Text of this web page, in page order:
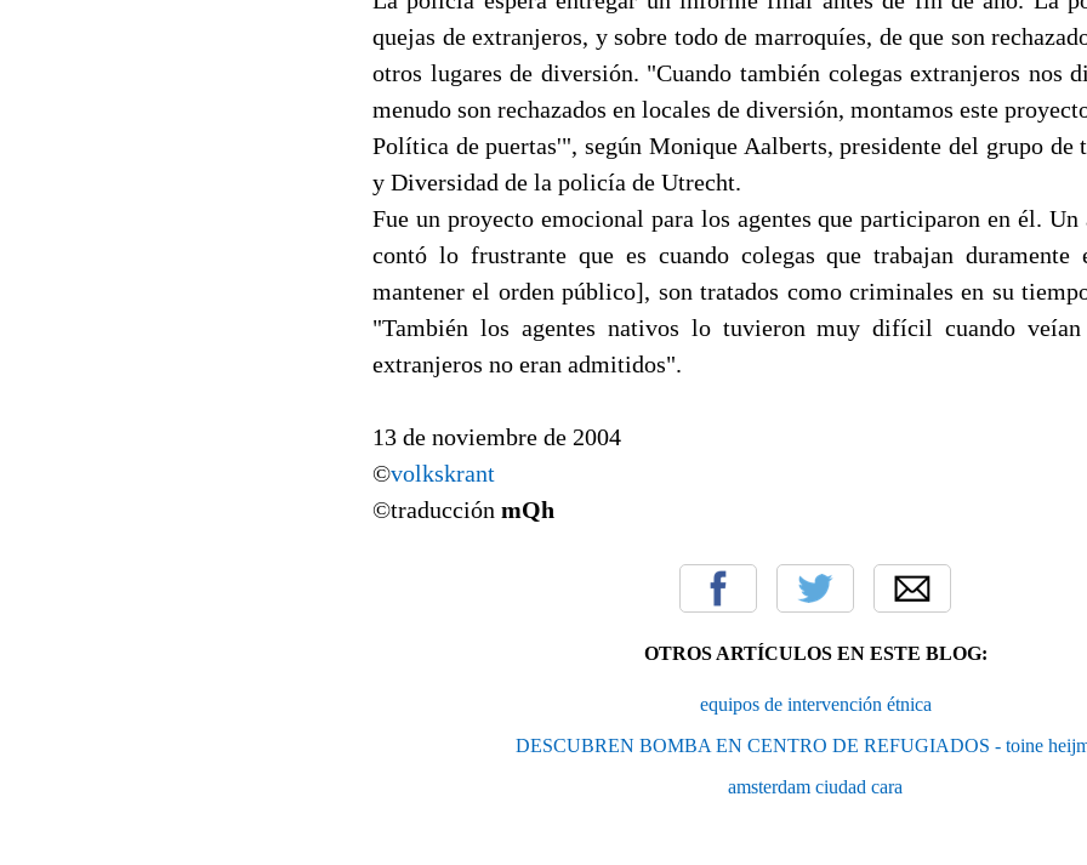
quejas de extranjeros, y sobre todo de marroquíes, de que son
otros lugares de diversión. "Cuando también colegas extranjeros nos
menudo son rechazados en locales de diversión, montamos este
Política de puertas'", según Monique Aalberts, presidente del grupo
y Diversidad de la policía de Utrecht.
Fue un proyecto emocional para los agentes que participaron en él. Un
contó lo frustrante que es cuando colegas que trabajan
mantener el orden público], son tratados como criminales en su
"También los agentes nativos lo tuvieron muy difícil cuando veían
extranjeros no eran admitidos".
13 de noviembre de 2004
©volkskrant
©traducción mQh
OTROS ARTÍCULOS EN ESTE BLOG:
equipos de intervención étnica
DESCUBREN BOMBA EN CENTRO DE REFUGIADOS - toine
amsterdam ciudad cara